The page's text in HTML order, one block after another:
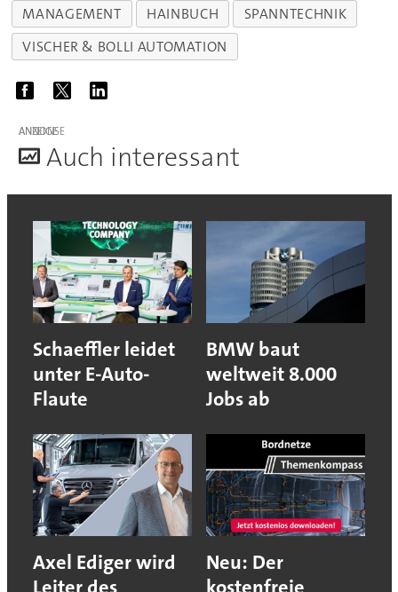
MANAGEMENT
HAINBUCH
SPANNTECHNIK
VISCHER & BOLLI AUTOMATION
ANZEIGE
Auch interessant
Schaeffler leidet
unter E-Auto-
Flaute
BMW baut
weltweit 8.000
Jobs ab
Axel Ediger wird
Neu: Der